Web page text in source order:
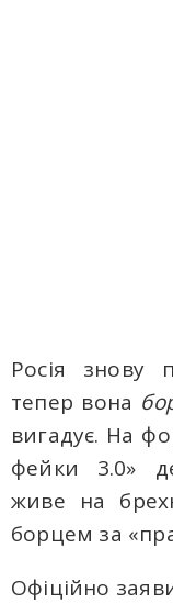
Росія знову
тепер вона
вигадує. На
фейки 3.0»
живе на
борцем за
Офіційно